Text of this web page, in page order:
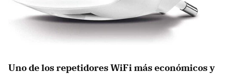
Uno de los repetidores WiFi más económicos y